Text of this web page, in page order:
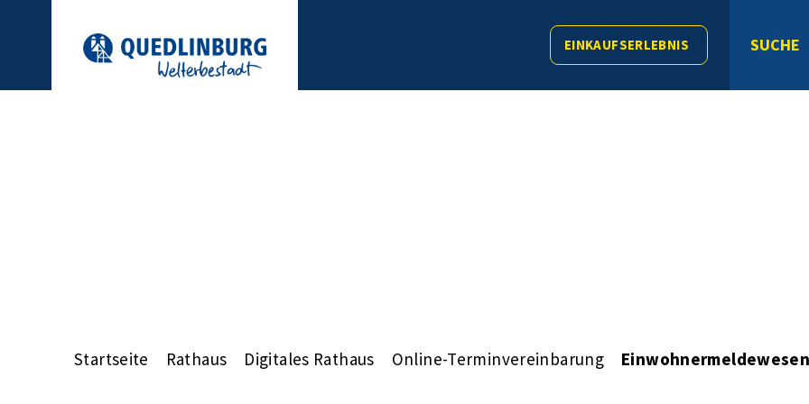
EINKAUFSERLEBNIS SUCHE
Startseite Rathaus Digitales Rathaus Online-Terminvereinbarung Einwohnermeldewesen